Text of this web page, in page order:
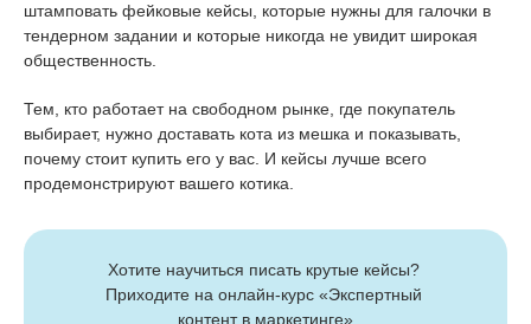
штамповать фейковые кейсы, которые нужны для галочки в
тендерном задании и которые никогда не увидит широкая
общественность.
Тем, кто работает на свободном рынке, где покупатель
выбирает, нужно доставать кота из мешка и показывать,
почему стоит купить его у вас. И кейсы лучше всего
продемонстрируют вашего котика.
Хотите научиться писать крутые кейсы?
Приходите на онлайн-курс «Экспертный
контент в маркетинге»